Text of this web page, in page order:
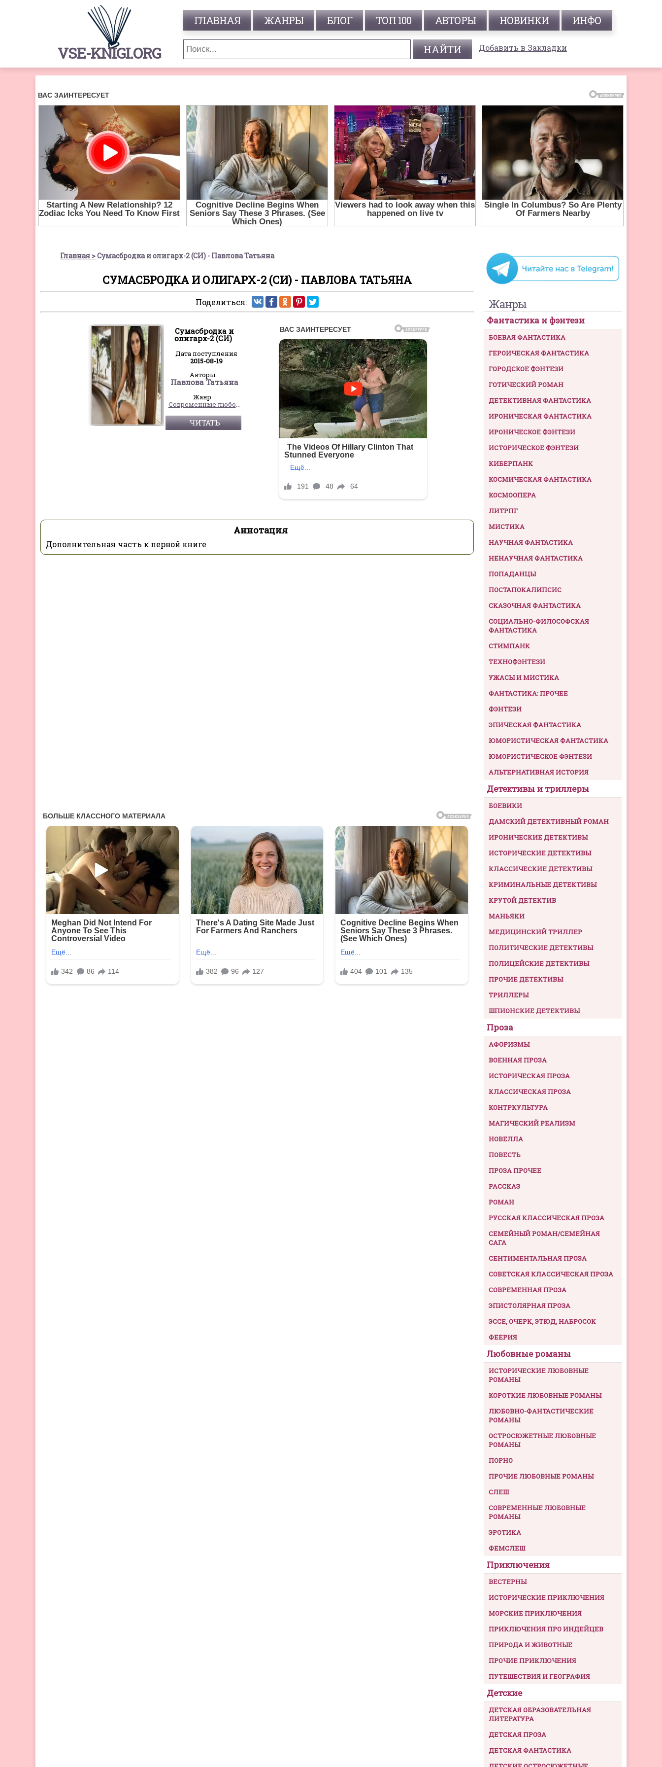
VSE-KNIGI.ORG
ГЛАВНАЯ ЖАНРЫ БЛОГ ТОП 100 АВТОРЫ НОВИНКИ ИНФО
Добавить в Закладки
Главная Сумасбродка и олигарх-2 (СИ) - Павлова Татьяна
СУМАСБРОДКА И ОЛИГАРХ-2 (СИ) - ПАВЛОВА ТАТЬЯНА
Поделиться:
Сумасбродка и
олигарх-2 (СИ)
Дата поступления
2015-08-19
Авторы:
Павлова Татьяна
Жанр:
Современные любовные романы
ЧИТАТЬ
Аннотация
Дополнительная часть к первой книге
Жанры
Фантастика и фэнтези
БОЕВАЯ ФАНТАСТИКА
ГЕРОИЧЕСКАЯ ФАНТАСТИКА
ГОРОДСКОЕ ФЭНТЕЗИ
ГОТИЧЕСКИЙ РОМАН
ДЕТЕКТИВНАЯ ФАНТАСТИКА
ИРОНИЧЕСКАЯ ФАНТАСТИКА
ИРОНИЧЕСКОЕ ФЭНТЕЗИ
ИСТОРИЧЕСКОЕ ФЭНТЕЗИ
КИБЕРПАНК
КОСМИЧЕСКАЯ ФАНТАСТИКА
КОСМООПЕРА
ЛИТРПГ
МИСТИКА
НАУЧНАЯ ФАНТАСТИКА
НЕНАУЧНАЯ ФАНТАСТИКА
ПОПАДАНЦЫ
ПОСТАПОКАЛИПСИС
СКАЗОЧНАЯ ФАНТАСТИКА
СОЦИАЛЬНО-ФИЛОСОФСКАЯ
ФАНТАСТИКА
СТИМПАНК
ТЕХНОФЭНТЕЗИ
УЖАСЫ И МИСТИКА
ФАНТАСТИКА: ПРОЧЕЕ
ФЭНТЕЗИ
ЭПИЧЕСКАЯ ФАНТАСТИКА
ЮМОРИСТИЧЕСКАЯ ФАНТАСТИКА
ЮМОРИСТИЧЕСКОЕ ФЭНТЕЗИ
АЛЬТЕРНАТИВНАЯ ИСТОРИЯ
Детективы и триллеры
БОЕВИКИ
ДАМСКИЙ ДЕТЕКТИВНЫЙ РОМАН
ИРОНИЧЕСКИЕ ДЕТЕКТИВЫ
ИСТОРИЧЕСКИЕ ДЕТЕКТИВЫ
КЛАССИЧЕСКИЕ ДЕТЕКТИВЫ
КРИМИНАЛЬНЫЕ ДЕТЕКТИВЫ
КРУТОЙ ДЕТЕКТИВ
МАНЬЯКИ
МЕДИЦИНСКИЙ ТРИЛЛЕР
ПОЛИТИЧЕСКИЕ ДЕТЕКТИВЫ
ПОЛИЦЕЙСКИЕ ДЕТЕКТИВЫ
ПРОЧИЕ ДЕТЕКТИВЫ
ТРИЛЛЕРЫ
ШПИОНСКИЕ ДЕТЕКТИВЫ
Проза
АФОРИЗМЫ
ВОЕННАЯ ПРОЗА
ИСТОРИЧЕСКАЯ ПРОЗА
КЛАССИЧЕСКАЯ ПРОЗА
КОНТРКУЛЬТУРА
МАГИЧЕСКИЙ РЕАЛИЗМ
НОВЕЛЛА
ПОВЕСТЬ
ПРОЗА ПРОЧЕЕ
РАССКАЗ
РОМАН
РУССКАЯ КЛАССИЧЕСКАЯ ПРОЗА
СЕМЕЙНЫЙ РОМАН/СЕМЕЙНАЯ
САГА
СЕНТИМЕНТАЛЬНАЯ ПРОЗА
СОВЕТСКАЯ КЛАССИЧЕСКАЯ ПРОЗА
СОВРЕМЕННАЯ ПРОЗА
ЭПИСТОЛЯРНАЯ ПРОЗА
ЭССЕ, ОЧЕРК, ЭТЮД, НАБРОСОК
ФЕЕРИЯ
Любовные романы
ИСТОРИЧЕСКИЕ ЛЮБОВНЫЕ
РОМАНЫ
КОРОТКИЕ ЛЮБОВНЫЕ РОМАНЫ
ЛЮБОВНО-ФАНТАСТИЧЕСКИЕ
РОМАНЫ
ОСТРОСЮЖЕТНЫЕ ЛЮБОВНЫЕ
РОМАНЫ
ПОРНО
ПРОЧИЕ ЛЮБОВНЫЕ РОМАНЫ
СЛЕШ
СОВРЕМЕННЫЕ ЛЮБОВНЫЕ
РОМАНЫ
ЭРОТИКА
ФЕМСЛЕШ
Приключения
ВЕСТЕРНЫ
ИСТОРИЧЕСКИЕ ПРИКЛЮЧЕНИЯ
МОРСКИЕ ПРИКЛЮЧЕНИЯ
ПРИКЛЮЧЕНИЯ ПРО ИНДЕЙЦЕВ
ПРИРОДА И ЖИВОТНЫЕ
ПРОЧИЕ ПРИКЛЮЧЕНИЯ
ПУТЕШЕСТВИЯ И ГЕОГРАФИЯ
Детские
ДЕТСКАЯ ОБРАЗОВАТЕЛЬНАЯ
ЛИТЕРАТУРА
ДЕТСКАЯ ПРОЗА
ДЕТСКАЯ ФАНТАСТИКА